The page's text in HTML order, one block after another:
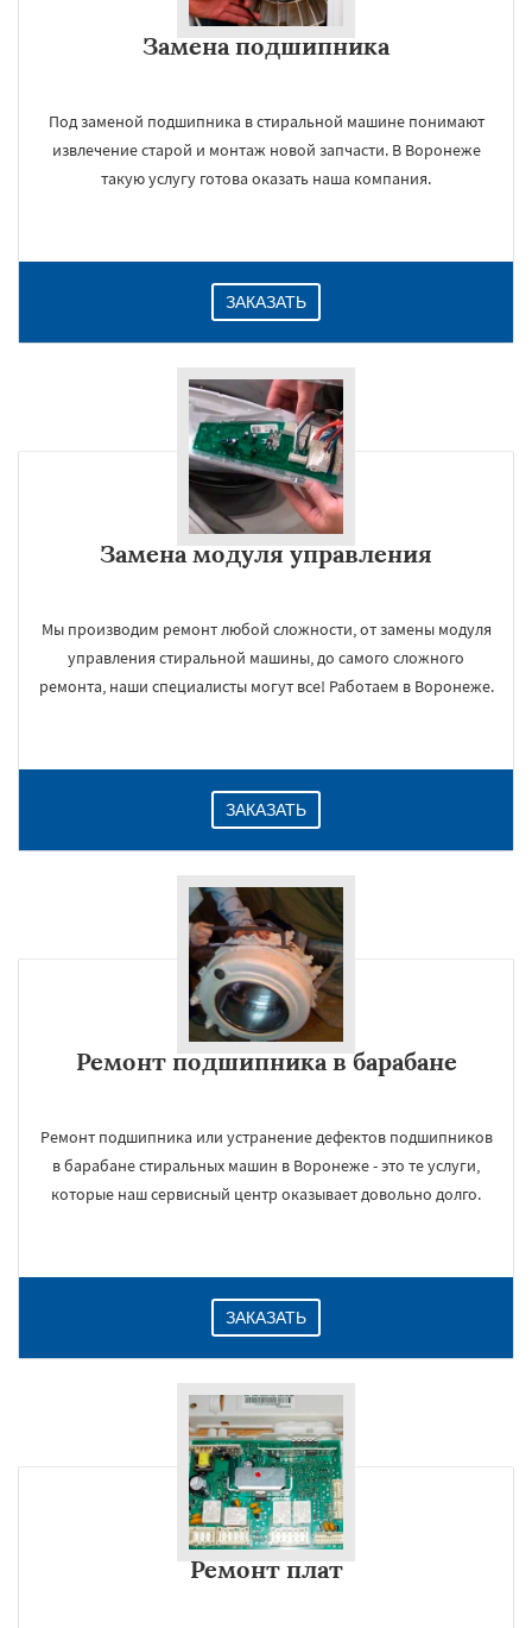
Замена подшипника
Под заменой подшипника в стиральной машине понимают
извлечение старой и монтаж новой запчасти. В Воронеже
такую услугу готова оказать наша компания.
ЗАКАЗАТЬ
Замена модуля управления
Мы производим ремонт любой сложности, от замены модуля
управления стиральной машины, до самого сложного
ремонта, наши специалисты могут все! Работаем в Воронеже.
ЗАКАЗАТЬ
Ремонт подшипника в барабане
Ремонт подшипника или устранение дефектов подшипников
в барабане стиральных машин в Воронеже - это те услуги,
которые наш сервисный центр оказывает довольно долго.
ЗАКАЗАТЬ
Ремонт плат